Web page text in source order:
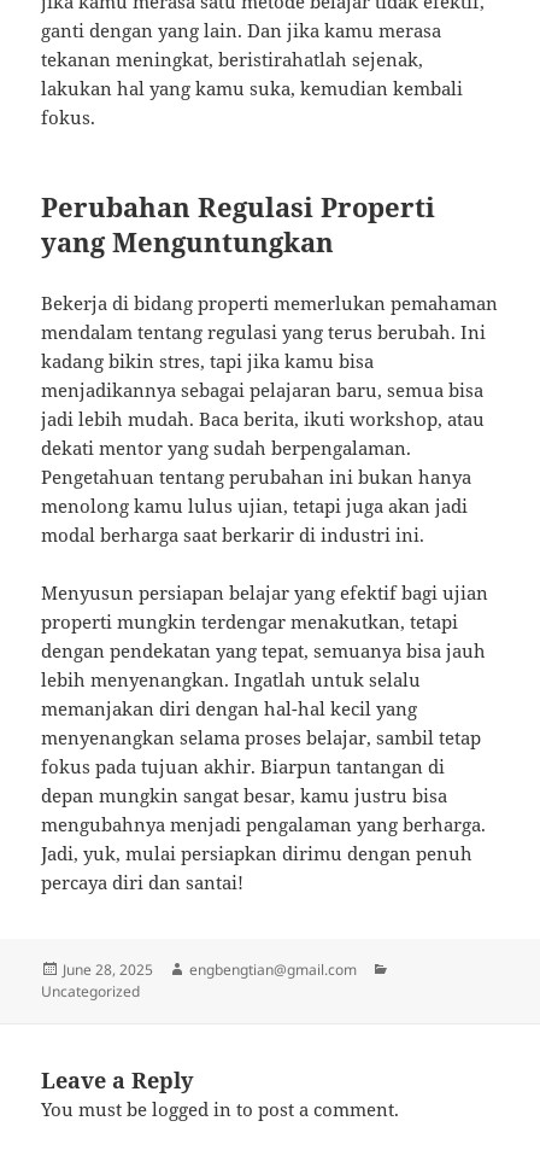
ganti dengan yang lain. Dan jika kamu merasa
tekanan meningkat, beristirahatlah sejenak,
lakukan hal yang kamu suka, kemudian kembali
fokus.
Perubahan Regulasi Properti
yang Menguntungkan
Bekerja di bidang properti memerlukan pemahaman
mendalam tentang regulasi yang terus berubah. Ini
kadang bikin stres, tapi jika kamu bisa
menjadikannya sebagai pelajaran baru, semua bisa
jadi lebih mudah. Baca berita, ikuti workshop, atau
dekati mentor yang sudah berpengalaman.
Pengetahuan tentang perubahan ini bukan hanya
menolong kamu lulus ujian, tetapi juga akan jadi
modal berharga saat berkarir di industri ini.
Menyusun persiapan belajar yang efektif bagi ujian
properti mungkin terdengar menakutkan, tetapi
dengan pendekatan yang tepat, semuanya bisa jauh
lebih menyenangkan. Ingatlah untuk selalu
memanjakan diri dengan hal-hal kecil yang
menyenangkan selama proses belajar, sambil tetap
fokus pada tujuan akhir. Biarpun tantangan di
depan mungkin sangat besar, kamu justru bisa
mengubahnya menjadi pengalaman yang berharga.
Jadi, yuk, mulai persiapkan dirimu dengan penuh
percaya diri dan santai!
Posted
on
June 28, 2025 Author
engbengtian@gmail.com
Uncategorized
Leave a Reply
You must belogged in to post a comment.